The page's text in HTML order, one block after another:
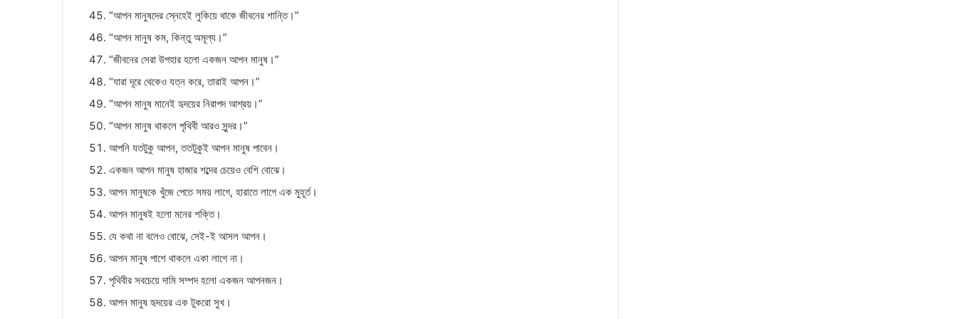
“আপন মানুষদের স্নেহেই লুকিয়ে থাকে জীবনের শান্তি।”
“আপন মানুষ কম, কিন্তু অমূল্য।”
“জীবনের সেরা উপহার হলো একজন আপন মানুষ।”
“যারা দূরে থেকেও যত্ন করে, তারাই আপন।”
“আপন মানুষ মানেই হৃদয়ের নিরাপদ আশ্রয়।”
“আপন মানুষ থাকলে পৃথিবী আরও সুন্দর।”
আপনি যতটুকু আপন, ততটুকুই আপন মানুষ পাবেন।
একজন আপন মানুষ হাজার শব্দের চেয়েও বেশি বোঝে।
আপন মানুষকে খুঁজে পেতে সময় লাগে, হারাতে লাগে এক মুহূর্ত।
আপন মানুষই হলো মনের শক্তি।
যে কথা না বলেও বোঝে, সেই-ই আসল আপন।
আপন মানুষ পাশে থাকলে একা লাগে না।
পৃথিবীর সবচেয়ে দামি সম্পদ হলো একজন আপনজন।
আপন মানুষ হৃদয়ের এক টুকরো সুখ।